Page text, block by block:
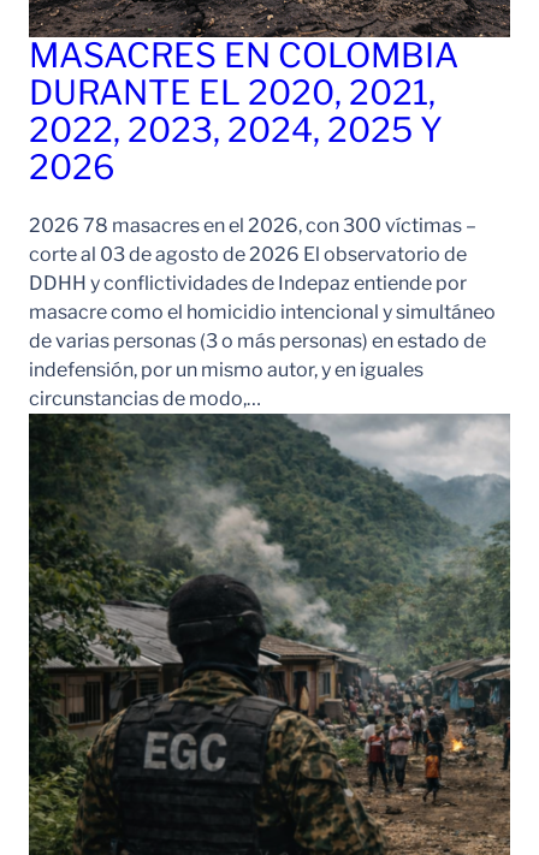
MASACRES EN COLOMBIA
DURANTE EL 2020, 2021,
2022, 2023, 2024, 2025 Y
2026
2026 78 masacres en el 2026, con 300 víctimas –
corte al 03 de agosto de 2026 El observatorio de
DDHH y conflictividades de Indepaz entiende por
masacre como el homicidio intencional y simultáneo
de varias personas (3 o más personas) en estado de
indefensión, por un mismo autor, y en iguales
circunstancias de modo,…